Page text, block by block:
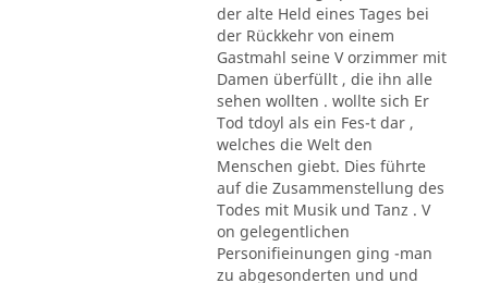
der alte Held eines Tages bei
der Rückkehr von einem
Gastmahl seine V orzimmer mit
Damen überfüllt , die ihn alle
sehen wollten . wollte sich Er
Tod tdoyl als ein Fes-t dar ,
welches die Welt den
Menschen giebt. Dies führte
auf die Zusammenstellung des
Todes mit Musik und Tanz . V
on gelegentlichen
Personifieinungen ging -man
zu abgesonderten und und